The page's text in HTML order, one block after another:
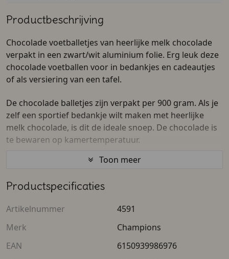
Productbeschrijving
Chocolade voetballetjes van heerlijke melk chocolade
verpakt in een zwart/wit aluminium folie. Erg leuk deze
chocolade voetballen voor in bedankjes en cadeautjes
of als versiering van een tafel.
De chocolade balletjes zijn verpakt per 900 gram. Als je
zelf een sportief bedankje wilt maken met heerlijke
melk chocolade, is dit de ideale snoep. De chocolade is
te bewaren op kamertemperatuur.
Suiker, volle melkpoeder, cacaomassa, cacaoboter,
vanillearoma.
Toon meer
Productspecificaties
Artikelnummer
4591
Merk
Champions
EAN
6150939986976